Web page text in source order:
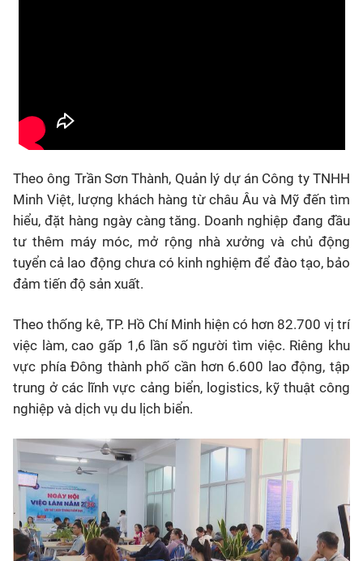
Theo ông Trần Sơn Thành, Quản lý dự án Công ty TNHH
Minh Việt, lượng khách hàng từ châu Âu và Mỹ đến tìm
hiểu, đặt hàng ngày càng tăng. Doanh nghiệp đang đầu
tư thêm máy móc, mở rộng nhà xưởng và chủ động
tuyển cả lao động chưa có kinh nghiệm để đào tạo, bảo
đảm tiến độ sản xuất.
Theo thống kê, TP. Hồ Chí Minh hiện có hơn 82.700 vị trí
việc làm, cao gấp 1,6 lần số người tìm việc. Riêng khu
vực phía Đông thành phố cần hơn 6.600 lao động, tập
trung ở các lĩnh vực cảng biển, logistics, kỹ thuật công
nghiệp và dịch vụ du lịch biển.